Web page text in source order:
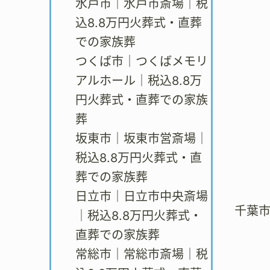
水戸市｜水戸市斎場｜税
込8.8万円火葬式・直葬
での家族葬
つくば市｜つくばメモリ
アルホール｜税込8.8万
円火葬式・直葬での家族
葬
坂東市｜坂東市営斎場｜
税込8.8万円火葬式・直
葬での家族葬
日立市｜日立市中央斎場
｜税込8.8万円火葬式・
直葬での家族葬
常総市｜常総市斎場｜税
千葉